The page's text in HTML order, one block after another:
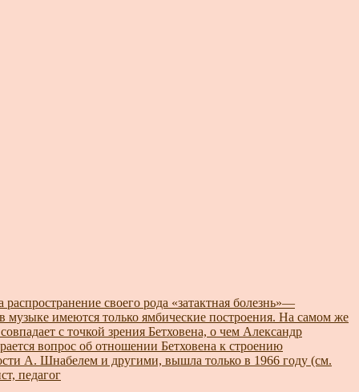
своего рода «затактная болезнь»—
музыке имеются только ямбические построения. На самом же
с точкой зрения Бетховена, о чем Александр
вопрос об отношении Бетховена к строению
А. Шнабелем и другими, вышла только в 1966 году (см.
педагог